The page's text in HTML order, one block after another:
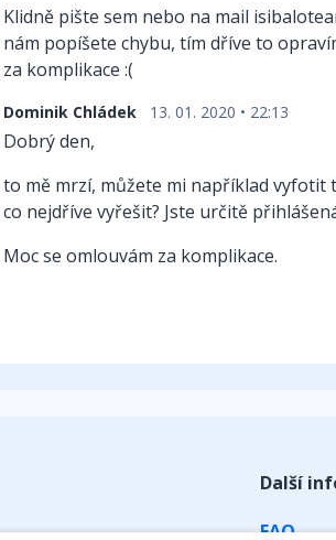
Klidně pište sem nebo na mail
nám popíšete chybu, tím dříve to
za komplikace :(
Dominik Chládek 13. 01. 2020 • 22:13
Dobrý den,
to mě mrzí, můžete mi například vyfotit
co nejdříve vyřešit? Jste určitě
Moc se omlouvám za komplikace.
Další
FAQ